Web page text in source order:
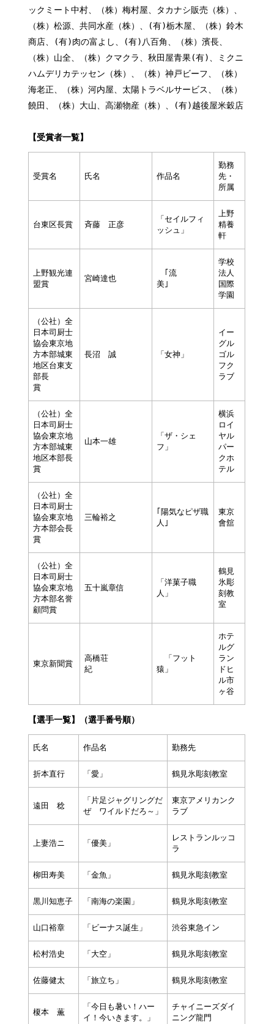
ックミート中村、（株）梅村屋、タカナシ販売（株）、
（株）松源、共同水産（株）、(有)栃木屋、（株）鈴木
商店、(有)肉の富よし、(有)八百角、（株）濱長、
（株）山全、（株）クマクラ、秋田屋青果(有)、ミクニ
ハムデリカテッセン（株）、（株）神戸ビーフ、（株）
海老正、（株）河内屋、太陽トラベルサービス、（株）
饒田、（株）大山、高瀬物産（株）、(有)越後屋米穀店
【受賞者一覧】
受賞名 氏名 作品名
勤務
先・
所属
台東区長賞 斉藤 正彦
「セイルフィ
ッシュ」
上野
精養
軒
上野観光連
盟賞
宮崎達也
｢流
美｣
学校
法人
国際
学園
（公社）全
日本司厨士
協会東京地
方本部城東
地区台東支
部長
賞
長沼 誠 「女神」
イー
グル
ゴル
フク
ラブ
（公社）全
日本司厨士
協会東京地
方本部城東
地区本部長
賞
山本一雄
「ザ・シェ
フ」
横浜
ロイ
ヤル
パー
クホ
テル
（公社）全
日本司厨士
協会東京地
方本部会長
賞
三輪裕之
｢陽気なピザ職
人｣
東京
會舘
（公社）全
日本司厨士
協会東京地
方本部名誉
顧問賞
五十嵐章信
「洋菓子職
人」
鶴見
氷彫
刻教
室
東京新聞賞
高橋荘
紀
「フット
猿」
ホテ
ルグ
ラン
ドヒ
ル市
ヶ谷
【選手一覧】（選手番号順）
氏名 作品名 勤務先
折本直行 「愛」 鶴見氷彫刻教室
遠田 稔
「片足ジャグリングだ
ぜ ワイルドだろ～」
東京アメリカンク
ラブ
上妻浩ニ 「優美」
レストランルッコ
ラ
柳田寿美 「金魚」 鶴見氷彫刻教室
黒川知恵子 「南海の楽園」 鶴見氷彫刻教室
山口裕章 「ビーナス誕生」 渋谷東急イン
松村浩史 「大空」 鶴見氷彫刻教室
佐藤健太 「旅立ち」 鶴見氷彫刻教室
榎本 薫
「今日も暑い！ハー
イ！今いきます。」
チャイニーズダイ
ニング龍門